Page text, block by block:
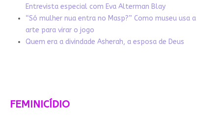
Entrevista especial com Eva Alterman Blay
“Só mulher nua entra no Masp?” Como museu usa a
arte para virar o jogo
Quem era a divindade Asherah, a esposa de Deus
FEMINICÍDIO